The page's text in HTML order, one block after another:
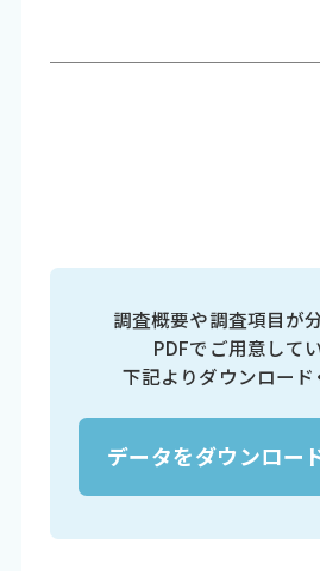
調査概要や調査項目が
PDFでご用意してい
下記よりダウンロード
データをダウンロー